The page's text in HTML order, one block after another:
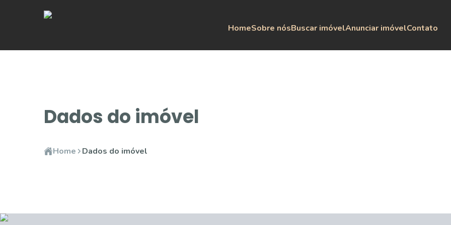
HomeSobre nósBuscar imóvelAnunciar imóvelContato
Dados do imóvel
Home Dados do imóvel